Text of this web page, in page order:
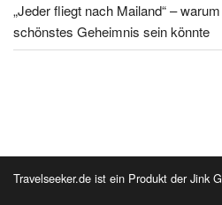
„Jeder fliegt nach Mailand“ –
schönstes Geheimnis sein könnte
Travelseeker.de ist ein Produkt der Jink